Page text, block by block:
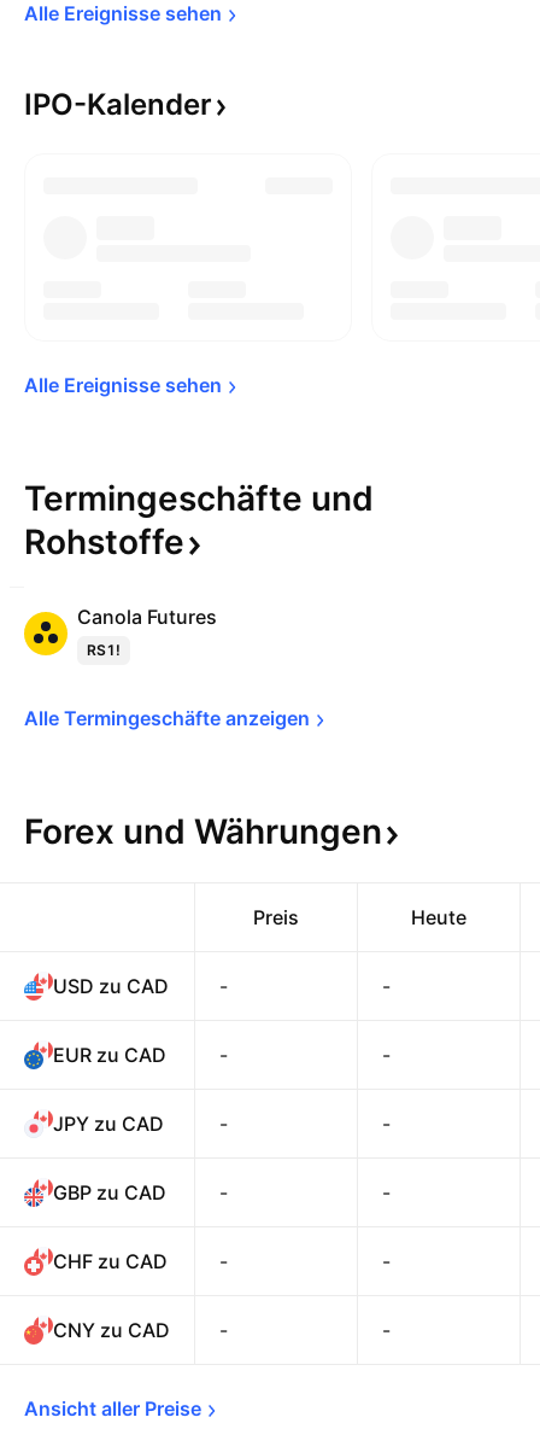
Alle Ereignisse sehen
IPO-Kalender
Alle Ereignisse sehen
Termingeschäfte und
Rohstoffe
Canola Futures
RS1!
Alle Termingeschäfte anzeigen
Forex und Währungen
Preis Heute
USD zu CAD - -
EUR zu CAD - -
JPY zu CAD - -
GBP zu CAD - -
CHF zu CAD - -
CNY zu CAD - -
Ansicht aller Preise